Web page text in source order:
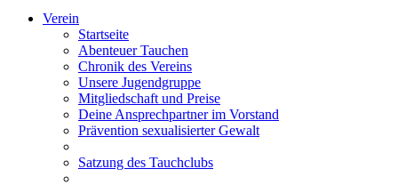
Verein
Startseite
Abenteuer Tauchen
Chronik des Vereins
Unsere Jugendgruppe
Mitgliedschaft und Preise
Deine Ansprechpartner im Vorstand
Prävention sexualisierter Gewalt
Satzung des Tauchclubs